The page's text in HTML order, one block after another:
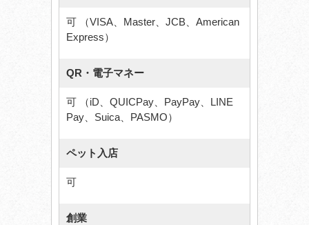
可 （VISA、Master、JCB、American
Express）
QR・電子マネー
可 （iD、QUICPay、PayPay、LINE
Pay、Suica、PASMO）
ペット入店
可
創業